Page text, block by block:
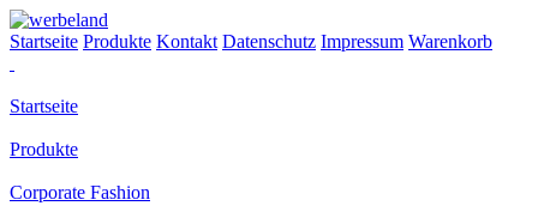
Startseite Produkte Kontakt Datenschutz Impressum Warenkorb
Startseite
Produkte
Corporate Fashion